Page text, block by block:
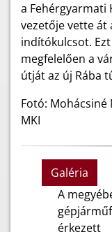
a Fehérgyarmati
vezetője vette át
indítókulcsot.
megfelelően a
útját az új Rába
Fotó: Mohácsiné
MKI
Galéria
A
érkezett